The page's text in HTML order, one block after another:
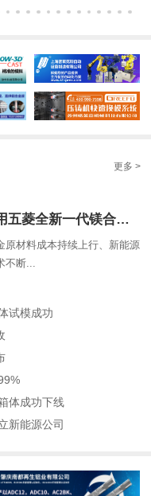
更多 >
​上汽通用五菱全新一代镁合金电驱壳体试模成功
原材料成本持续上行、新能源
断...
试模成功
体成功下线
新能源公司